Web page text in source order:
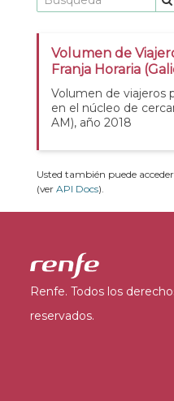
Volumen de
Franja Horaria
Volumen de viajeros
en el núcleo de
AM), año 2018
Usted también puede
(ver API Docs).
Renfe. Todos los
reservados.